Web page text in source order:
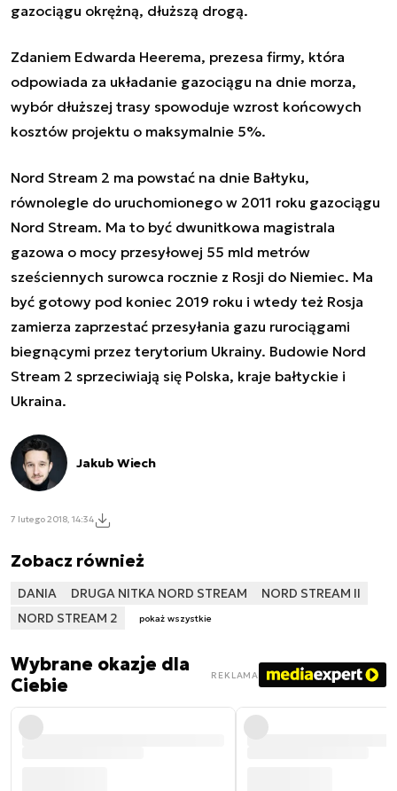
gazociągu okrężną, dłuższą drogą.
Zdaniem Edwarda Heerema, prezesa firmy, która
odpowiada za układanie gazociągu na dnie morza,
wybór dłuższej trasy spowoduje wzrost końcowych
kosztów projektu o maksymalnie 5%.
Nord Stream 2 ma powstać na dnie Bałtyku,
równolegle do uruchomionego w 2011 roku gazociągu
Nord Stream. Ma to być dwunitkowa magistrala
gazowa o mocy przesyłowej 55 mld metrów
sześciennych surowca rocznie z Rosji do Niemiec. Ma
być gotowy pod koniec 2019 roku i wtedy też Rosja
zamierza zaprzestać przesyłania gazu rurociągami
biegnącymi przez terytorium Ukrainy. Budowie Nord
Stream 2 sprzeciwiają się Polska, kraje bałtyckie i
Ukraina.
Jakub Wiech
7 lutego 2018, 14:34
Zobacz również
DANIA DRUGA NITKA NORD STREAM
NORD STREAM II
NORD STREAM 2
pokaż wszystkie
Wybrane okazje dla
Ciebie
REKLAMA